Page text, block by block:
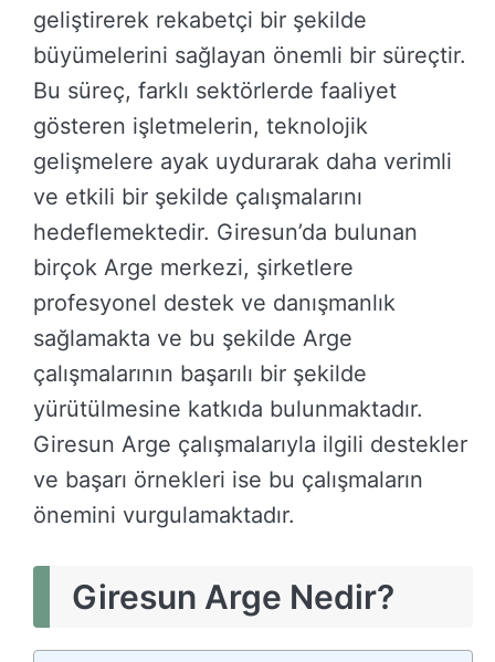
geliştirerek rekabetçi bir şekilde
büyümelerini sağlayan önemli bir süreçtir.
Bu süreç, farklı sektörlerde faaliyet
gösteren işletmelerin, teknolojik
gelişmelere ayak uydurarak daha verimli
ve etkili bir şekilde çalışmalarını
hedeflemektedir. Giresun’da bulunan
birçok Arge merkezi, şirketlere
profesyonel destek ve danışmanlık
sağlamakta ve bu şekilde Arge
çalışmalarının başarılı bir şekilde
yürütülmesine katkıda bulunmaktadır.
Giresun Arge çalışmalarıyla ilgili destekler
ve başarı örnekleri ise bu çalışmaların
önemini vurgulamaktadır.
Giresun Arge Nedir?